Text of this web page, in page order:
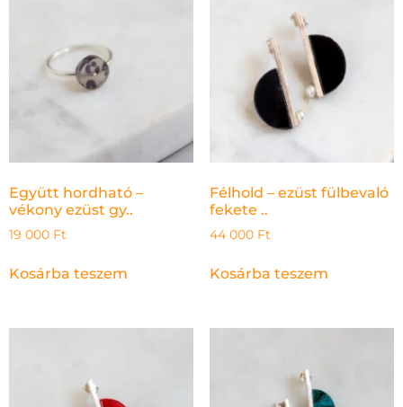
Együtt hordható –
vékony ezüst gy..
19 000 Ft
Kosárba teszem
Félhold – ezüst fülbevaló
fekete ..
44 000 Ft
Kosárba teszem